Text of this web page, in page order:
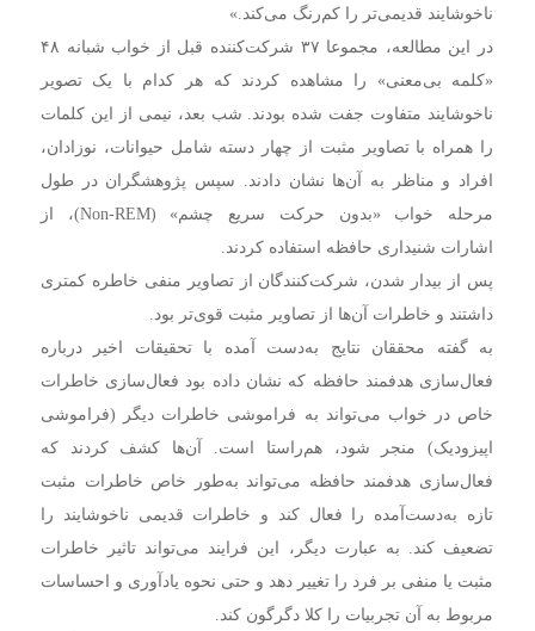
ناخوشایند قدیمی‌تر را کم‌رنگ می‌کند.»
در این مطالعه، مجموعا ۳۷ شرکت‌کننده قبل از خواب شبانه ۴۸
«کلمه بی‌معنی» را مشاهده کردند که هر کدام با یک تصویر
ناخوشایند متفاوت جفت شده بودند. شب بعد، نیمی از این کلمات
را همراه با تصاویر مثبت از چهار دسته شامل حیوانات، نوزادان،
افراد و مناظر به آن‌ها نشان دادند. سپس پژوهشگران در طول
مرحله خواب «بدون حرکت سریع چشم» (Non-REM)، از
اشارات شنیداری حافظه استفاده کردند.
پس از بیدار شدن، شرکت‌کنندگان از تصاویر منفی خاطره کمتری
داشتند و خاطرات آن‌ها از تصاویر مثبت قوی‌تر بود.
به گفته محققان نتایج به‌دست آمده با تحقیقات اخیر درباره
فعال‌سازی هدفمند حافظه که نشان داده بود فعال‌سازی خاطرات
خاص در خواب می‌تواند به فراموشی خاطرات دیگر (فراموشی
اپیزودیک) منجر شود، هم‌راستا است. آن‌ها کشف کردند که
فعال‌سازی هدفمند حافظه می‌تواند به‌طور خاص خاطرات مثبت
تازه به‌دست‌آمده را فعال کند و خاطرات قدیمی ناخوشایند را
تضعیف کند. به عبارت دیگر، این فرایند می‌تواند تاثیر خاطرات
مثبت یا منفی بر فرد را تغییر دهد و حتی نحوه یادآوری و احساسات
مربوط به آن تجربیات را کلا دگرگون کند.